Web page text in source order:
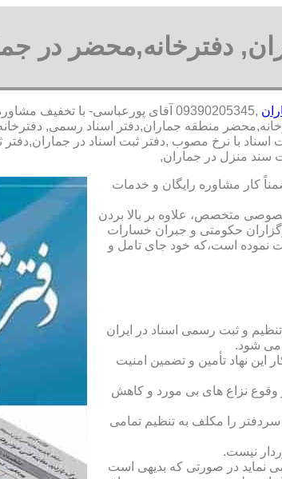
دفترخانه,محضر در
,09390205345 آقای پورعباسی- با
منطقه جماران,دفتر اسناد رسمی,
با نرخ مصوب ,دفتر ثبت اسناد در
سند منزل در جماران,
کار مشاوره رایگان و خدمات
متخصص، علاوه بر بالا بردن
حکومتی و جبران خسارات
نموده است،که خود جای تامل و
و ثبت رسمی اسناد در ایران
می شود.
نهاد تأمین و تضمین امنیت
وقوع نزاع های بی مورد و کاهش
را مکلف به تنظیم تمامی
نیست.
می نماید در صورتی که بدیهی است